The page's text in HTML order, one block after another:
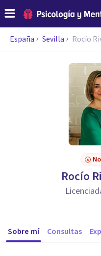
España Sevilla Rocío
Rocío
Sobre mí Consultas